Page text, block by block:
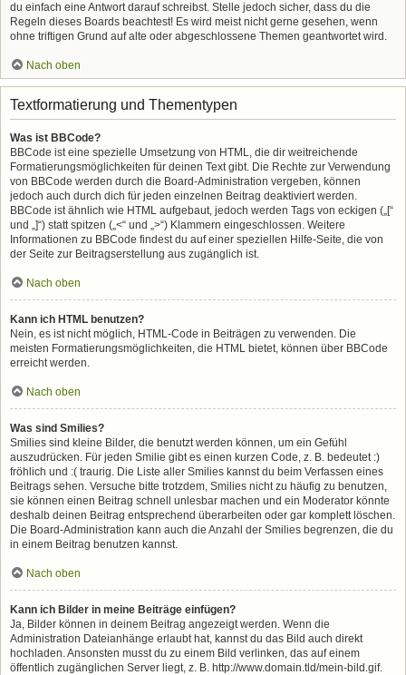
du einfach eine Antwort darauf schreibst. Stelle jedoch sicher, dass du die
Regeln dieses Boards beachtest! Es wird meist nicht gerne gesehen, wenn
ohne triftigen Grund auf alte oder abgeschlossene Themen geantwortet wird.
Nach oben
Textformatierung und Thementypen
Was ist BBCode?
BBCode ist eine spezielle Umsetzung von HTML, die dir weitreichende
Formatierungsmöglichkeiten für deinen Text gibt. Die Rechte zur Verwendung
von BBCode werden durch die Board-Administration vergeben, können
jedoch auch durch dich für jeden einzelnen Beitrag deaktiviert werden.
BBCode ist ähnlich wie HTML aufgebaut, jedoch werden Tags von eckigen („[“
und „]“) statt spitzen („<“ und „>“) Klammern eingeschlossen. Weitere
Informationen zu BBCode findest du auf einer speziellen Hilfe-Seite, die von
der Seite zur Beitragserstellung aus zugänglich ist.
Nach oben
Kann ich HTML benutzen?
Nein, es ist nicht möglich, HTML-Code in Beiträgen zu verwenden. Die
meisten Formatierungsmöglichkeiten, die HTML bietet, können über BBCode
erreicht werden.
Nach oben
Was sind Smilies?
Smilies sind kleine Bilder, die benutzt werden können, um ein Gefühl
auszudrücken. Für jeden Smilie gibt es einen kurzen Code, z. B. bedeutet :)
fröhlich und :( traurig. Die Liste aller Smilies kannst du beim Verfassen eines
Beitrags sehen. Versuche bitte trotzdem, Smilies nicht zu häufig zu benutzen,
sie können einen Beitrag schnell unlesbar machen und ein Moderator könnte
deshalb deinen Beitrag entsprechend überarbeiten oder gar komplett löschen.
Die Board-Administration kann auch die Anzahl der Smilies begrenzen, die du
in einem Beitrag benutzen kannst.
Nach oben
Kann ich Bilder in meine Beiträge einfügen?
Ja, Bilder können in deinem Beitrag angezeigt werden. Wenn die
Administration Dateianhänge erlaubt hat, kannst du das Bild auch direkt
hochladen. Ansonsten musst du zu einem Bild verlinken, das auf einem
öffentlich zugänglichen Server liegt, z. B. http://www.domain.tld/mein-bild.gif.